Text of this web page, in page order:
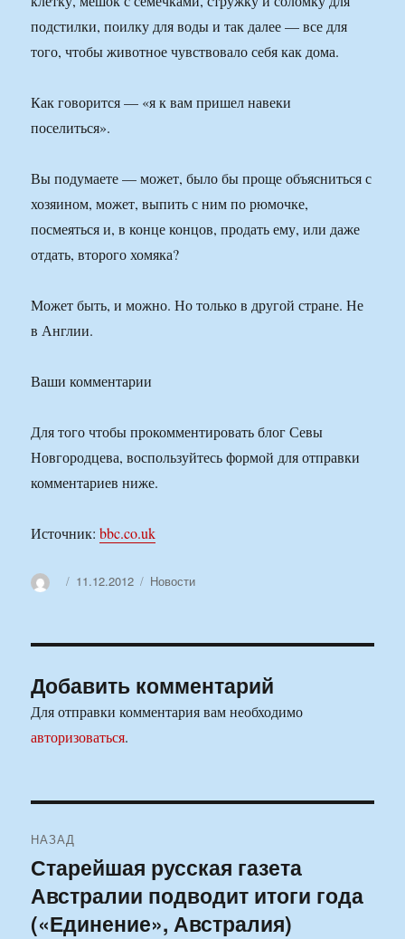
подстилки, поилку для воды и так далее — все для
того, чтобы животное чувствовало себя как дома.
Как говорится — «я к вам пришел навеки
поселиться».
Вы подумаете — может, было бы проще объясниться с
хозяином, может, выпить с ним по рюмочке,
посмеяться и, в конце концов, продать ему, или даже
отдать, второго хомяка?
Может быть, и можно. Но только в другой стране. Не
в Англии.
Ваши комментарии
Для того чтобы прокомментировать блог Севы
Новгородцева, воспользуйтесь формой для отправки
комментариев ниже.
Источник:bbc.co.uk
АвторОпубликовано
11.12.2012 Рубрики
Новости
Добавить комментарий
Для отправки комментария вам необходимо
авторизоваться.
по
записям
НАЗАД
Предыдущая
запись:
Старейшая русская газета
Австралии подводит итоги года
(«Единение», Австралия)